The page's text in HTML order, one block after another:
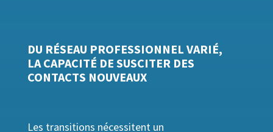
DU RÉSEAU PROFESSIONNEL VARIÉ,
LA CAPACITÉ DE SUSCITER DES
CONTACTS NOUVEAUX
Les transitions nécessitent un